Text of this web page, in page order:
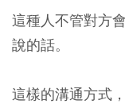
這種人不管對方
說的話。
這樣的溝通方式，